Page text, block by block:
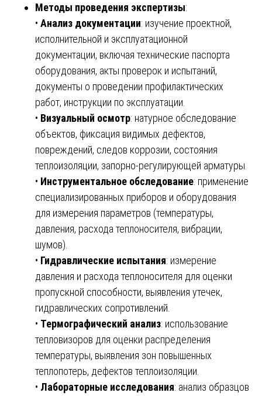
Методы проведения экспертизы:
• Анализ документации: изучение проектной,
исполнительной и эксплуатационной
документации, включая технические паспорта
оборудования, акты проверок и испытаний,
документы о проведении профилактических
работ, инструкции по эксплуатации.
• Визуальный осмотр: натурное обследование
объектов, фиксация видимых дефектов,
повреждений, следов коррозии, состояния
теплоизоляции, запорно-регулирующей арматуры.
• Инструментальное обследование: применение
специализированных приборов и оборудования
для измерения параметров (температуры,
давления, расхода теплоносителя, вибрации,
шумов).
• Гидравлические испытания: измерение
давления и расхода теплоносителя для оценки
пропускной способности, выявления утечек,
гидравлических сопротивлений.
• Термографический анализ: использование
тепловизоров для оценки распределения
температуры, выявления зон повышенных
теплопотерь, дефектов теплоизоляции.
• Лабораторные исследования: анализ образцов